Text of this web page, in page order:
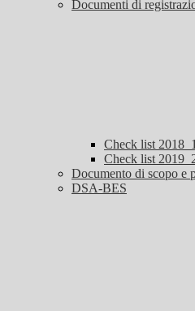
Documenti di
Check list
Check list
Documento di scopo e
DSA-BES